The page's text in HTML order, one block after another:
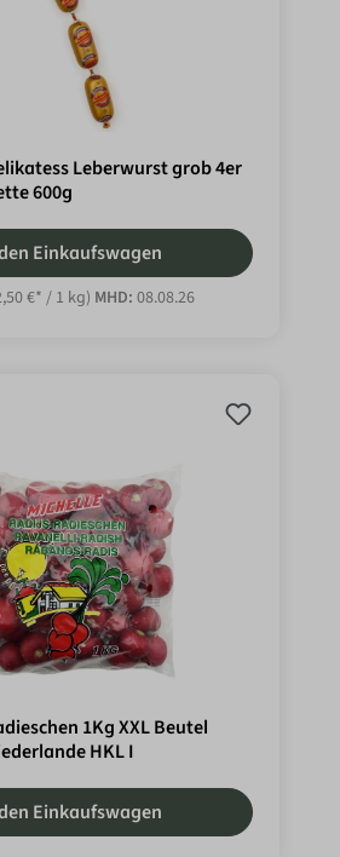
Leberwurst grob 4er
600g
Einkaufswagen
€* / 1 kg) MHD: 08.08.26
1Kg XXL Beutel
HKL I
Einkaufswagen